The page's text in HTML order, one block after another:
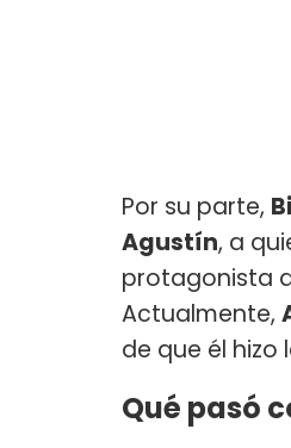
Por su parte,
Agustín, a
protagonista
Actualmente,
de que él hizo
Qué pasó